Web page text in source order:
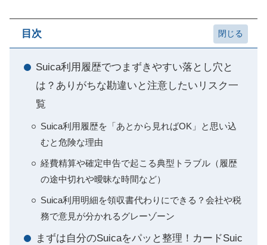
目次
Suica利用履歴でつまずきやすい落とし穴と
は？ありがちな勘違いと注意したいリスク一
覧
Suica利用履歴を「あとから見ればOK」と思い込
むと危険な理由
経費精算や確定申告で起こる典型トラブル（履歴
の途中切れや曖昧な時間など）
Suica利用明細を領収書代わりにできる？会社や税
務で意見が分かれるグレーゾーン
まずは自分のSuicaをパッと整理！カードSuic